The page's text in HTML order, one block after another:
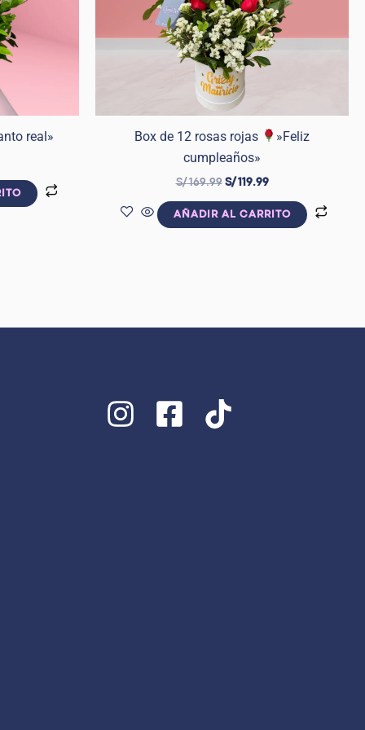
real» Box de 12 rosas rojas
»Feliz
cumpleaños»
S/169.99 S/119.99
AÑADIR AL CARRITO